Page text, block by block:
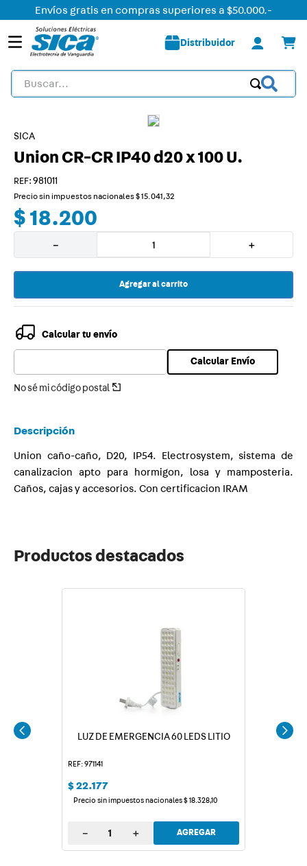
Envíos gratis en compras superiores a $50.000.-
Distribuidor
Buscar...
SICA
Union CR-CR IP40 d20 x 100 U.
: 981011
Precio sin impuestos nacionales$15 041,32
$ 18.200
＋
－
Agregar al carrito
Calcular tu envío
No sé mi código postal
Calcular Envío
Descripción
Union caño-caño, D20, IP54. Electrosystem, sistema de
canalizacion apto para hormigon, losa y mamposteria.
Caños, cajas y accesorios. Con certificacion IRAM
Productos destacados
LUZ DE EMERGENCIA 60 LEDS LITIO
REF: 971141
$22.177
Precio sin impuestos nacionales$18 328,10
＋
－ AGREGAR
1.
2.
tomacorriente
3.
caja
liston led
5.
plafon
7.
smart
8.
silight
9.
10. proyector